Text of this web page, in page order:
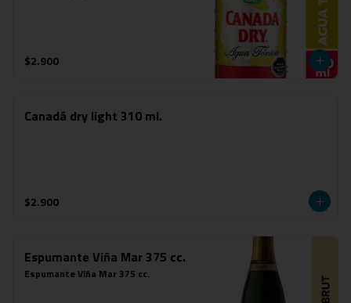
$2.900
Canadá dry light 310 ml.
$2.900
Espumante Viña Mar 375 cc.
Espumante Viña Mar 375 cc.